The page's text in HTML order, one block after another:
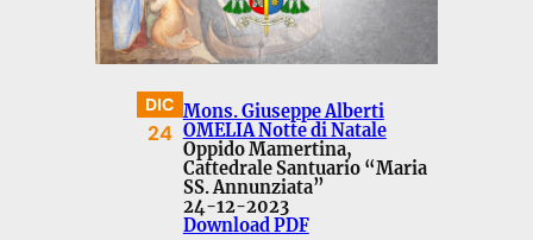
DIC
24
Mons. Giuseppe Alberti
OMELIA Notte di Natale
Oppido Mamertina,
Cattedrale Santuario “Maria
SS. Annunziata”
24-12-2023
Download PDF